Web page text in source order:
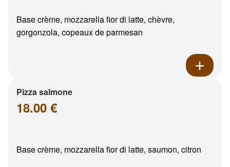
Base crème, mozzarella fior di latte, chèvre,
gorgonzola, copeaux de parmesan
Pizza salmone
18.00 €
Base crème, mozzarella fior di latte, saumon, citron